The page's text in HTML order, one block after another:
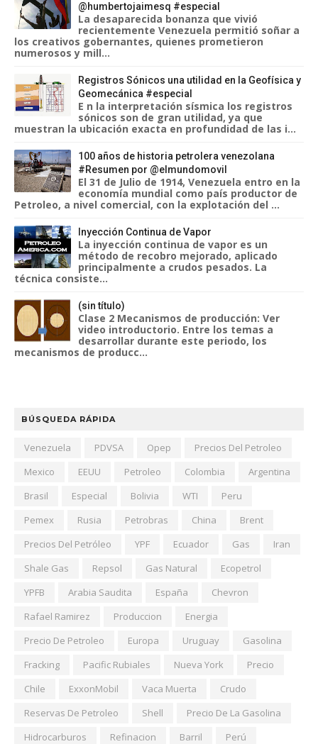
@humbertojaimesq #especial
La desaparecida bonanza que vivió
recientemente Venezuela permitió soñar a
los creativos gobernantes, quienes prometieron
numerosos y mill...
Registros Sónicos una utilidad en la Geofísica y
Geomecánica #especial
E n la interpretación sísmica los registros
sónicos son de gran utilidad, ya que
muestran la ubicación exacta en profundidad de las i...
100 años de historia petrolera venezolana
#Resumen por @elmundomovil
El 31 de Julio de 1914, Venezuela entro en la
economía mundial como país productor de
Petroleo, a nivel comercial, con la explotación del ...
Inyección Continua de Vapor
La inyección continua de vapor es un
método de recobro mejorado, aplicado
principalmente a crudos pesados. La
técnica consiste...
(sin título)
Clase 2 Mecanismos de producción: Ver
video introductorio. Entre los temas a
desarrollar durante este periodo, los
mecanismos de producc...
BÚSQUEDA RÁPIDA
Venezuela PDVSA Opep
Precios Del Petroleo
Mexico
EEUU Petroleo Colombia
Argentina
Brasil
Especial Bolivia WTI
Peru
Pemex
Rusia Petrobras China
Brent
Precios Del Petróleo
YPF Ecuador Gas
Iran
Shale Gas
Repsol Gas Natural
Ecopetrol
YPFB
Arabia Saudita España
Chevron
Rafael Ramirez
Produccion
Energia
Precio De Petroleo
Europa Uruguay
Gasolina
Fracking
Pacific Rubiales Nueva York
Precio
Chile
ExxonMobil Vaca Muerta
Crudo
Reservas De Petroleo
Shell
Precio De La Gasolina
Hidrocarburos
Refinacion Barril
Perú